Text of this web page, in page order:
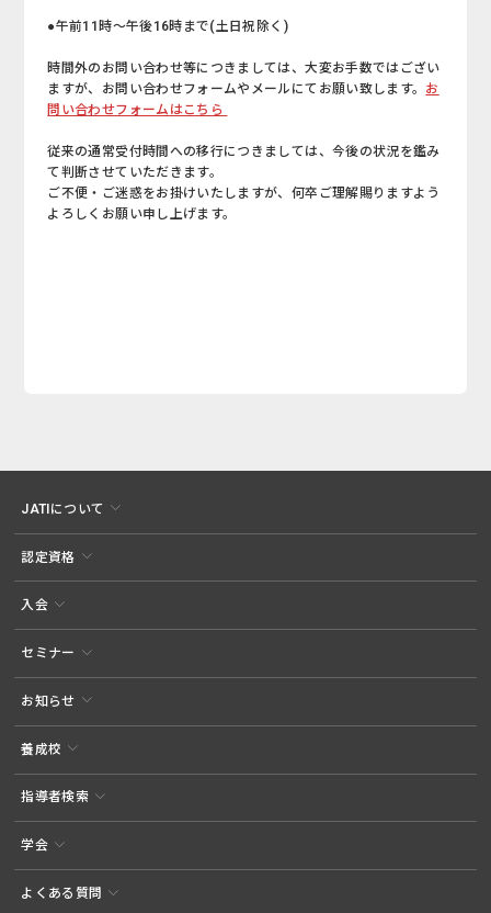
●午前11時～午後16時まで(土日祝除く)
時間外のお問い合わせ等につきましては、大変お手数ではござい
ますが、お問い合わせフォームやメールにてお願い致します。 お
問い合わせフォームはこちら
従来の通常受付時間への移行につきましては、今後の状況を鑑み
て判断させていただきます。
ご不便・ご迷惑をお掛けいたしますが、何卒ご理解賜りますよう
よろしくお願い申し上げます。
JATIについて
認定資格
入会
セミナー
お知らせ
養成校
指導者検索
学会
よくある質問